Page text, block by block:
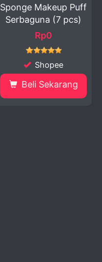
Sponge Makeup Puff
Serbaguna (7 pcs)
Rp0
Shopee
Beli Sekarang